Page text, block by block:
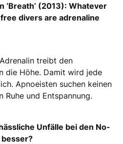
‘Breath’ (2013): Whatever
divers are adrenaline
treibt den
die Höhe. Damit wird jede
Apnoeisten suchen keinen
Ruhe und Entspannung.
Unfälle bei den No-
besser?